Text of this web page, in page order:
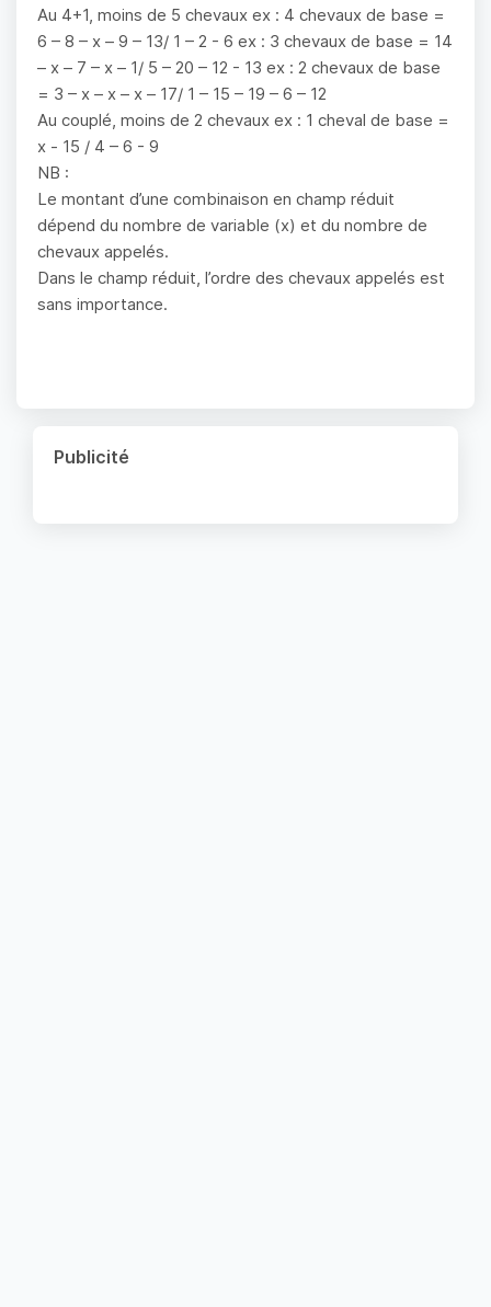
Au 4+1, moins de 5 chevaux ex : 4 chevaux de base =
6 – 8 – x – 9 – 13/ 1 – 2 - 6 ex : 3 chevaux de base = 14
– x – 7 – x – 1/ 5 – 20 – 12 - 13 ex : 2 chevaux de base
= 3 – x – x – x – 17/ 1 – 15 – 19 – 6 – 12
Au couplé, moins de 2 chevaux ex : 1 cheval de base =
x - 15 / 4 – 6 - 9
NB :
Le montant d’une combinaison en champ réduit
dépend du nombre de variable (x) et du nombre de
chevaux appelés.
Dans le champ réduit, l’ordre des chevaux appelés est
sans importance.
Publicité